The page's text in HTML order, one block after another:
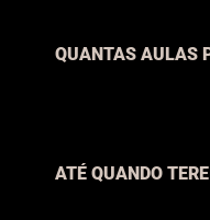
QUANTAS AULAS
ATÉ QUANDO